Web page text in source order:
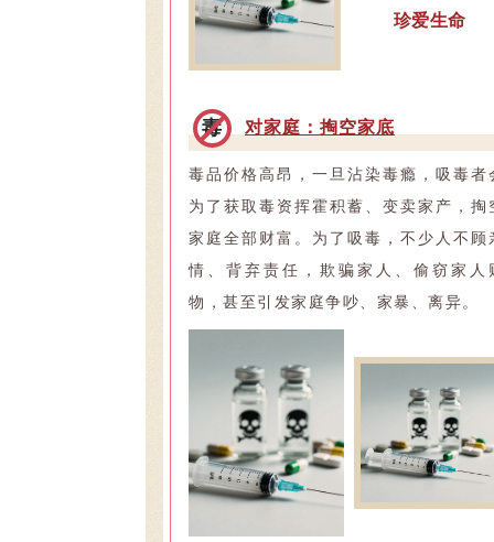
珍爱生命
毒 对家庭：掏空家底
毒品价格高昂，一旦沾染毒瘾，吸毒者
为了获取毒资挥霍积蓄、变卖家产，掏
家庭全部财富。为了吸毒，不少人不顾
情、背弃责任，欺骗家人、偷窃家人
物，甚至引发家庭争吵、家暴、离异。